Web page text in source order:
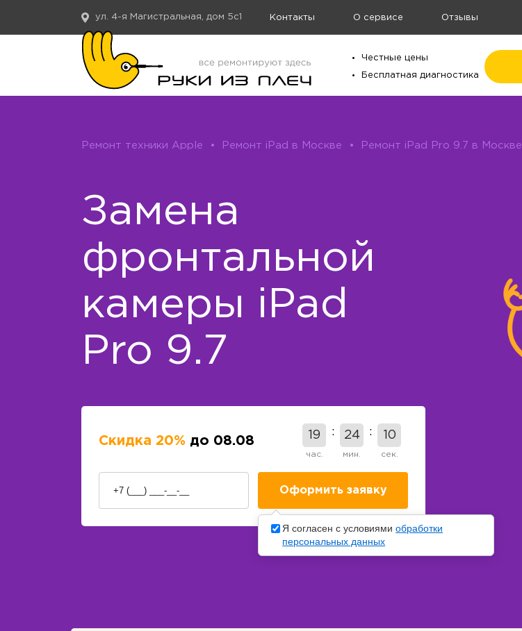
ул. 4-я Магистральная, дом 5с1 Контакты О сервисе Отзывы
Честные цены
Бесплатная диагностика
Ремонт техники Apple • Ремонт iPad в Москве • Ремонт iPad Pro 9.7 в Москве
Замена
фронтальной
камеры iPad
Pro 9.7
Скидка 20% до 08.08 19
час.
24
мин.
9
сек.
Я согласен с условиямиобработки
персональных данных